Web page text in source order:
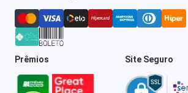
Prêmios Site Seguro